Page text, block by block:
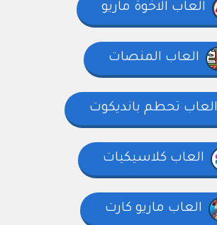
العاب الاخوة ماريو
العاب المنصات
العاب تحطم بانديكوت
العاب كلاسيكيات
العاب ماريو كارت